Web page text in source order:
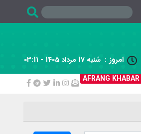
 امروز : شنبه 17 مرداد 1405 - 03:11
AFRANG KHABAR